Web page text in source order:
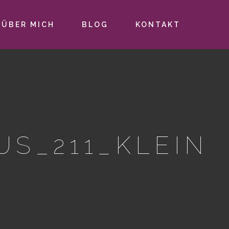
ÜBER MICH BLOG KONTAKT